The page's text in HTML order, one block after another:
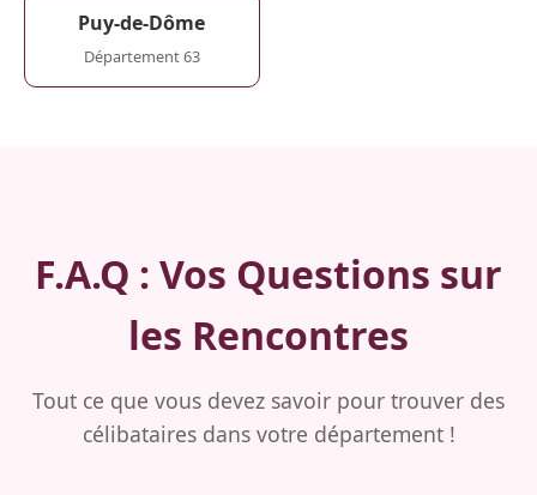
Puy-de-Dôme
Département 63
F.A.Q : Vos Questions sur
les Rencontres
Tout ce que vous devez savoir pour trouver des
célibataires dans votre département !